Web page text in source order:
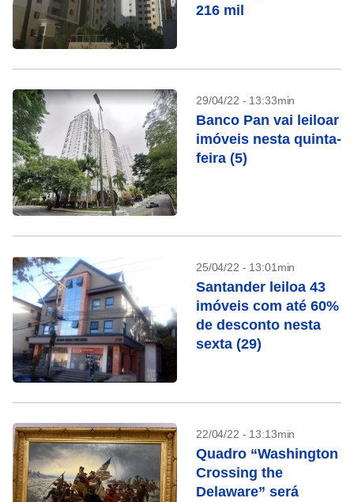
216 mil
29/04/22 - 13:33min
Banco Pan vai leiloar
imóveis nesta quinta-
feira (5)
25/04/22 - 13:01min
Santander leiloa 43
imóveis com até 60%
de desconto nesta
sexta (29)
22/04/22 - 13:13min
Quadro “Washington
Crossing the
Delaware” será